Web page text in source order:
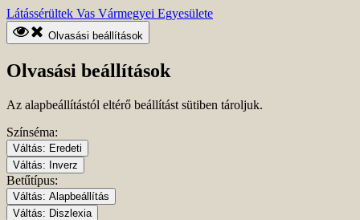
Ugrás
a
fő
tartalomhoz
Kezdőlapra
ugrás
Látássérültek Vas Vármegyei Egyesülete
Olvasási beállítások
Olvasási beállítások
Az alapbeállítástól eltérő beállítást sütiben tároljuk.
Színséma:
Váltás: Eredeti
Váltás: Inverz
Betűtípus:
Váltás: Alapbeállítás
Váltás: Diszlexia